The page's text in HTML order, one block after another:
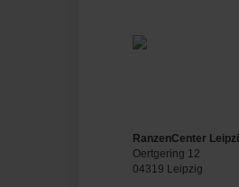
RanzenCenter
Oertgering 12
04319 Leipzig